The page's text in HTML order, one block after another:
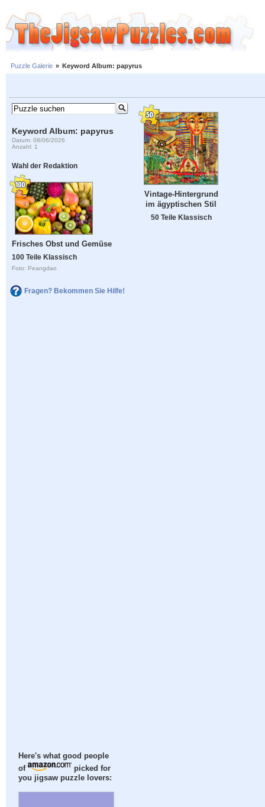
Puzzle Galerie » Keyword Album: papyrus
Keyword Album: papyrus
Datum: 08/06/2026
Anzahl: 1
Wahl der Redaktion
Frisches Obst und Gemüse
100 Teile Klassisch
Foto: Peangdao
Fragen? Bekommen Sie Hilfe!
Here's what good people
of
picked for
you jigsaw puzzle lovers:
Vintage-Hintergrund
im ägyptischen Stil
50 Teile Klassisch